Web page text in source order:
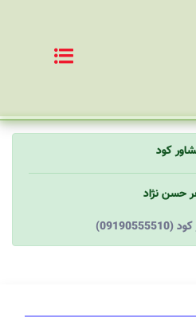
کود
حسن نژاد
کود